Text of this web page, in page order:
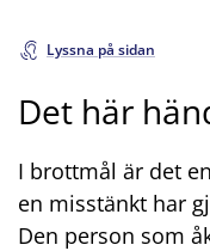
Lyssna på sidan
Det här
I brottmål är det
en misstänkt har
Den person som